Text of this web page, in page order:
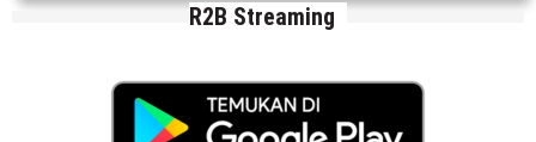
R2B Streaming